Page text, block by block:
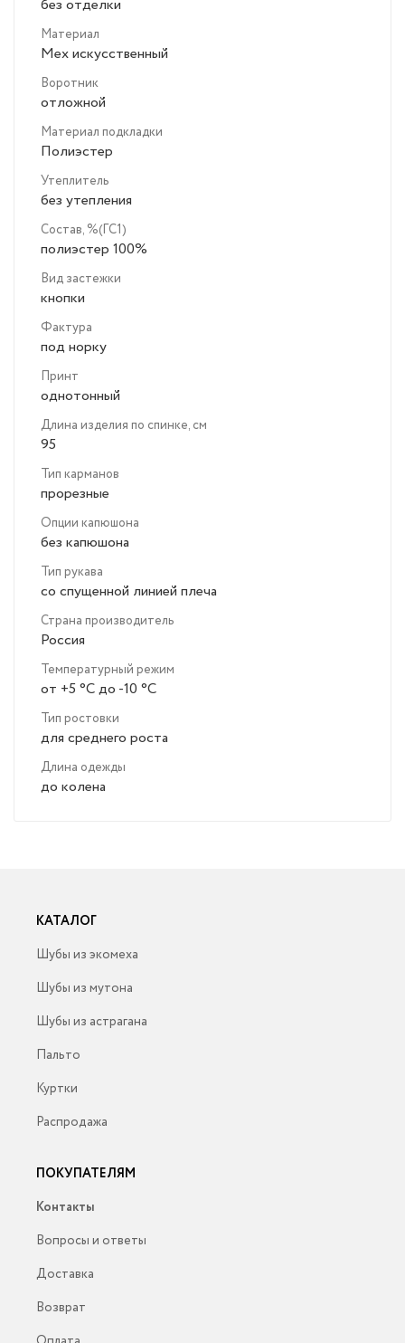
без отделки
Материал
Мех искусственный
Воротник
отложной
Материал подкладки
Полиэстер
Утеплитель
без утепления
Состав, %(ГС1)
полиэстер 100%
Вид застежки
кнопки
Фактура
под норку
Принт
однотонный
Длина изделия по спинке, см
95
Тип карманов
прорезные
Опции капюшона
без капюшона
Тип рукава
со спущенной линией плеча
Страна производитель
Россия
Температурный режим
от +5 °C до -10 °C
Тип ростовки
для среднего роста
Длина одежды
до колена
КАТАЛОГ
Шубы из экомеха
Шубы из мутона
Шубы из астрагана
Пальто
Куртки
Распродажа
ПОКУПАТЕЛЯМ
Контакты
Вопросы и ответы
Доставка
Возврат